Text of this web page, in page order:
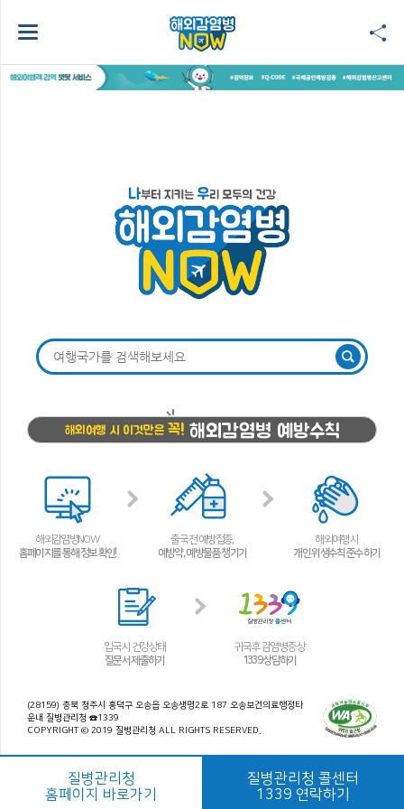
해외여행 시 이것만은 꼭! 해외감염병 예방수칙
해외감염병NOW
홈페이지를 통해 정보 확인!
출국 전 예방접종,
예방약, 예방물품 챙기기
해외여행 시
개인 위생수칙 준수하기
입국 시 건강상태
질문서 제출하기
귀국 후 감염병 증상
1339 상담하기
(28159) 충북 청주시 흥덕구 오송읍 오송생명2로 187 오송보건의료행정타
운내 질병관리청 ☎1339
COPYRIGHT © 2019 질병관리청 ALL RIGHTS RESERVED.
질병관리청
홈페이지 바로가기
질병관리청 콜센터
1339 연락하기